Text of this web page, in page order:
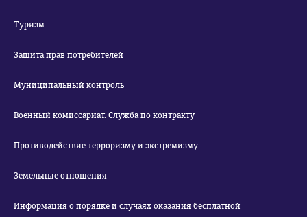
Туризм
Защита прав потребителей
Муниципальный контроль
Военный комиссариат. Служба по контракту
Противодействие терроризму и экстремизму
Земельные отношения
Информация о порядке и случаях оказания бесплатной